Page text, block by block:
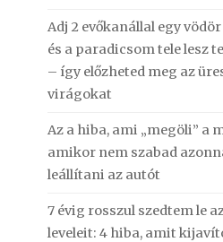
Adj 2 evőkanállal egy
és a paradicsom tele lesz
– így előzheted meg az
virágokat
Az a hiba, ami „megöli” a
amikor nem szabad
leállítani az autót
7 évig rosszul szedtem le
leveleit: 4 hiba, amit